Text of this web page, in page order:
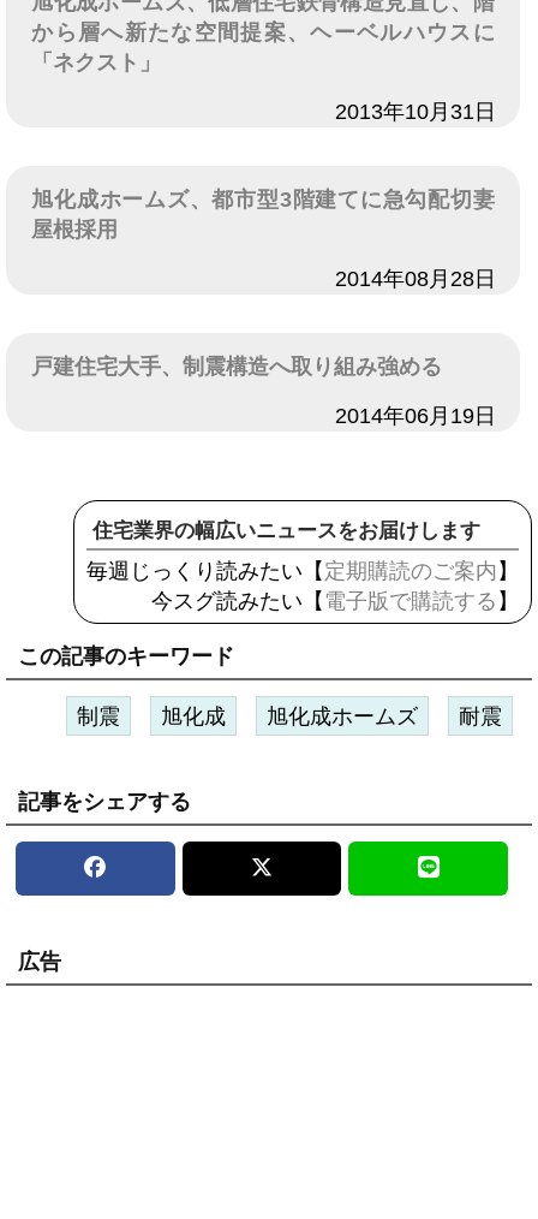
から層へ新たな空間提案、ヘーベルハウスに
「ネクスト」
2013年10月31日
旭化成ホームズ、都市型3階建てに急勾配切妻
屋根採用
2014年08月28日
戸建住宅大手、制震構造へ取り組み強める
2014年06月19日
住宅業界の幅広いニュースをお届けします
毎週じっくり読みたい【 定期購読のご案内 】
今スグ読みたい【 電子版で購読する 】
この記事のキーワード
制震 旭化成 旭化成ホームズ 耐震
記事をシェアする
広告